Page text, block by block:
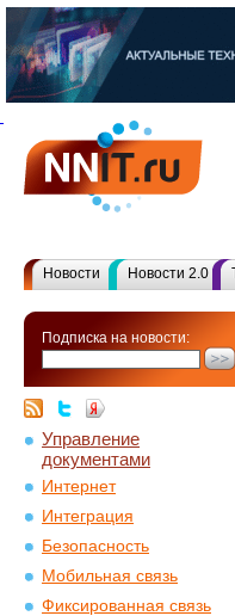
Новости Новости 2.0
Подписка на новости:
Управление
документами
Интернет
Интеграция
Безопасность
Мобильная связь
Фиксированная связь